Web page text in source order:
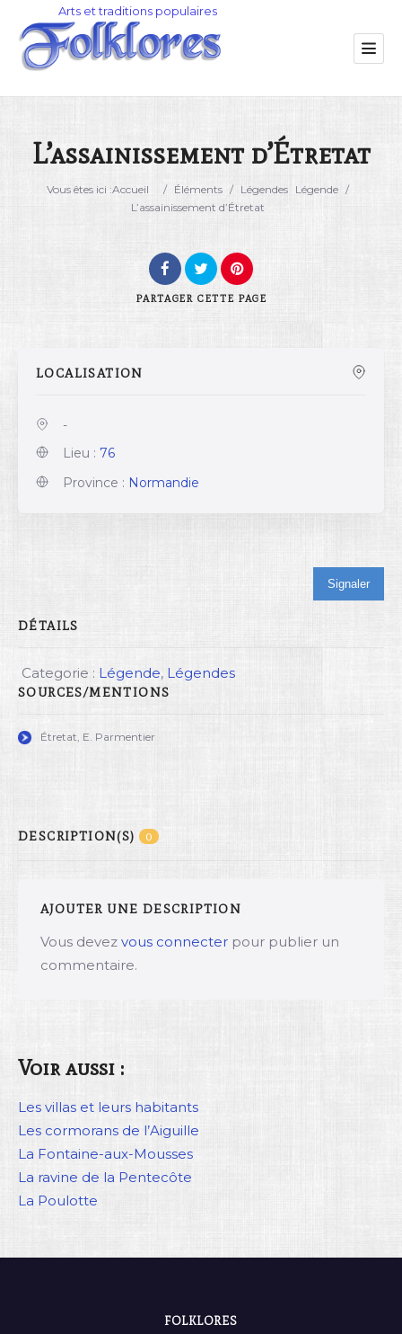
Catégorie
L’assainissement d’Étretat
Vous êtes ici :Accueil / Éléments / Légendes Légende /
L’assainissement d’Étretat
PARTAGER CETTE PAGE
LOCALISATION
-
Lieu : 76
Province : Normandie
Signaler
DÉTAILS
Categorie : Légende, Légendes
SOURCES/MENTIONS
Étretat, E. Parmentier
DESCRIPTION(S) 0
AJOUTER UNE DESCRIPTION
Vous devez vous connecter pour publier un
commentaire.
Voir aussi :
Les villas et leurs habitants
Les cormorans de l’Aiguille
La Fontaine-aux-Mousses
La ravine de la Pentecôte
La Poulotte
FOLKLORES